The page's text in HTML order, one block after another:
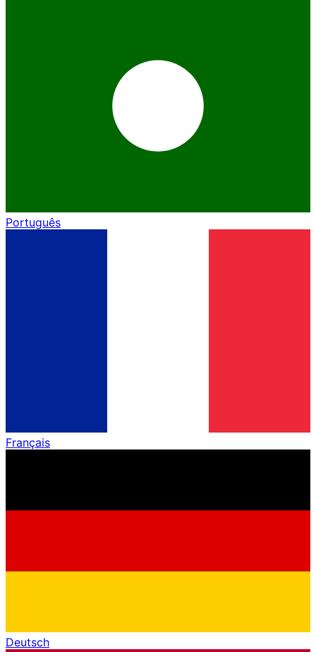
Português
Français
Deutsch